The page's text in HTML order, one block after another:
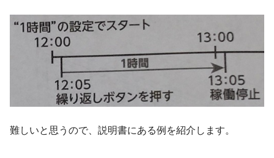
難しいと思うので、説明書にある例を紹介します。